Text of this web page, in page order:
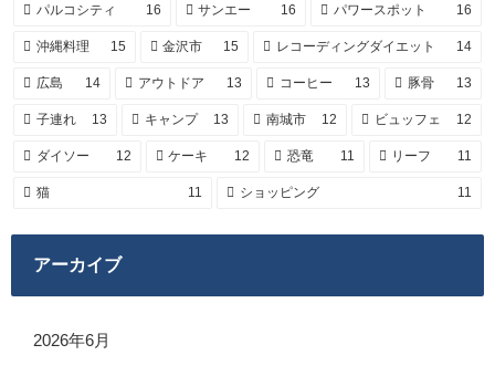
パルコシティ 16 サンエー 16 パワースポット 16
沖縄料理 15 金沢市 15 レコーディングダイエット 14
広島 14 アウトドア 13 コーヒー 13 豚骨 13
子連れ 13 キャンプ 13 南城市 12 ビュッフェ 12
ダイソー 12 ケーキ 12 恐竜 11 リーフ 11
猫 11 ショッピング 11
アーカイブ
2026年6月